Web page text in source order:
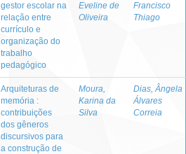
gestor escolar na
relação entre
currículo e
organização do
trabalho
pedagógico
Eveline de
Oliveira
Francisco
Thiago
Arquiteturas de
memória :
contribuições
dos gêneros
discursivos para
a construção de
Moura,
Karina da
Silva
Dias, Ângela
Álvares
Correia